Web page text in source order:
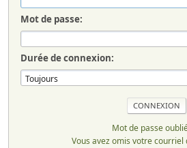
Mot de passe:
Durée de connexion:
Mot de passe
Vous avez omis votre courriel